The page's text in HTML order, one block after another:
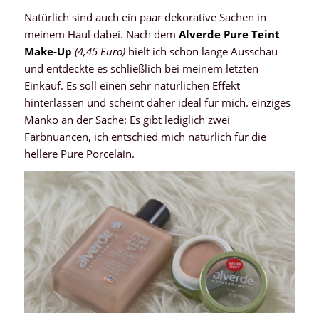
Natürlich sind auch ein paar dekorative Sachen in
meinem Haul dabei. Nach dem Alverde Pure Teint
Make-Up (4,45 Euro)hielt ich schon lange Ausschau
und entdeckte es schließlich bei meinem letzten
Einkauf. Es soll einen sehr natürlichen Effekt
hinterlassen und scheint daher ideal für mich. einziges
Manko an der Sache: Es gibt lediglich zwei
Farbnuancen, ich entschied mich natürlich für die
hellere Pure Porcelain.